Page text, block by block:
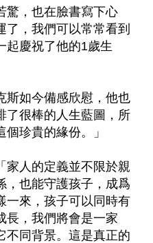
驚，也在臉書寫下心
，我們可以常常看到
起慶祝了他的1歲生
斯如今備感欣慰，他也
了很棒的人生藍圖，所
珍貴的緣份。」
家人的定義並不限於親
，也能守護孩子，成爲
一來，孩子可以同時有
長，我們將會是一家
不同背景。這是真正的